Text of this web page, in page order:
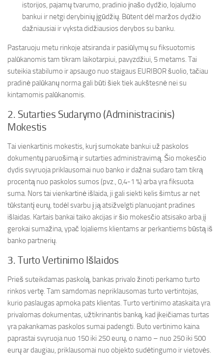
istorijos, pajamų tvarumo, pradinio įnašo dydžio, lojalumo
bankui ir netgi derybinių įgūdžių. Būtent dėl maržos dydžio
dažniausiai ir vyksta didžiausios derybos su banku.
Pastaruoju metu rinkoje atsiranda ir pasiūlymų su fiksuotomis
palūkanomis tam tikram laikotarpiui, pavyzdžiui, 5 metams. Tai
suteikia stabilumo ir apsaugo nuo staigaus EURIBOR šuolio, tačiau
pradinė palūkanų norma gali būti šiek tiek aukštesnė nei su
kintamomis palūkanomis.
2. Sutarties Sudarymo (Administracinis)
Mokestis
Tai vienkartinis mokestis, kurį sumokate bankui už paskolos
dokumentų paruošimą ir sutarties administravimą. Šio mokesčio
dydis svyruoja priklausomai nuo banko ir dažnai sudaro tam tikrą
procentą nuo paskolos sumos (pvz., 0,4-1 %) arba yra fiksuota
suma. Nors tai vienkartinė išlaida, ji gali siekti kelis šimtus ar net
tūkstantį eurų, todėl svarbu į ją atsižvelgti planuojant pradines
išlaidas. Kartais bankai taiko akcijas ir šio mokesčio atsisako arba jį
gerokai sumažina, ypač lojaliems klientams ar perkantiems būstą iš
banko partnerių.
3. Turto Vertinimo Išlaidos
Prieš suteikdamas paskolą, bankas privalo žinoti perkamo turto
rinkos vertę. Tam samdomas nepriklausomas turto vertintojas,
kurio paslaugas apmoka pats klientas. Turto vertinimo ataskaita yra
privalomas dokumentas, užtikrinantis banką, kad įkeičiamas turtas
yra pakankamas paskolos sumai padengti. Buto vertinimo kaina
paprastai svyruoja nuo 150 iki 250 eurų, o namo – nuo 250 iki 500
eurų ar daugiau, priklausomai nuo objekto sudėtingumo ir vietovės.